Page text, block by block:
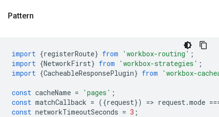
Pattern
import {registerRoute} from 'workbox-routing' ;
import {NetworkFirst} from 'workbox-strategies' ;
import {CacheableResponsePlugin} from 'workbox-
const cacheName = 'pages' ;
const matchCallback = ({request}) => request.mode
const networkTimeoutSeconds = 3 ;